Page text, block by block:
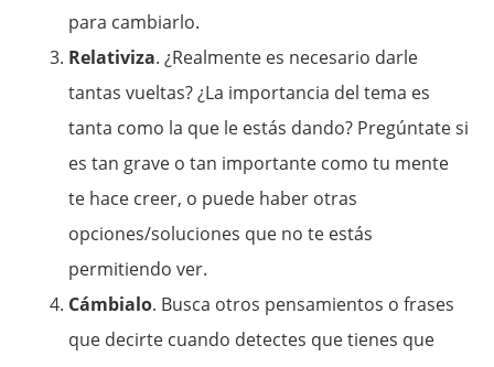
para cambiarlo.
Relativiza. ¿Realmente es necesario darle
tantas vueltas? ¿La importancia del tema es
tanta como la que le estás dando? Pregúntate si
es tan grave o tan importante como tu mente
te hace creer, o puede haber otras
opciones/soluciones que no te estás
permitiendo ver.
Cámbialo. Busca otros pensamientos o frases
que decirte cuando detectes que tienes que